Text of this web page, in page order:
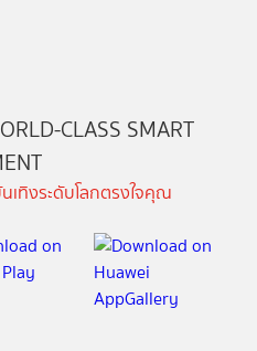
CLASS SMART
ทิงระดับโลกตรงใจคุณ